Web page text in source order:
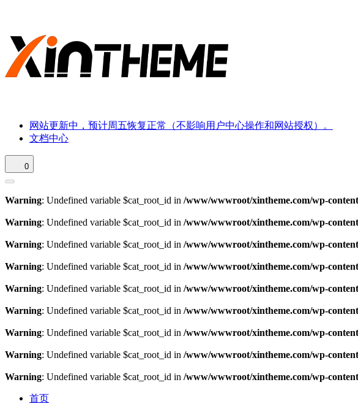
网站更新中，预计周五恢复正常（不影响用户中心操作和网站授权）。
文档中心
0
Warning: Undefined variable $cat_root_id in /www/wwwroot/xintheme.com/wp-
Warning: Undefined variable $cat_root_id in /www/wwwroot/xintheme.com/wp-
Warning: Undefined variable $cat_root_id in /www/wwwroot/xintheme.com/wp-
Warning: Undefined variable $cat_root_id in /www/wwwroot/xintheme.com/wp-
Warning: Undefined variable $cat_root_id in /www/wwwroot/xintheme.com/wp-
Warning: Undefined variable $cat_root_id in /www/wwwroot/xintheme.com/wp-
Warning: Undefined variable $cat_root_id in /www/wwwroot/xintheme.com/wp-
Warning: Undefined variable $cat_root_id in /www/wwwroot/xintheme.com/wp-
Warning: Undefined variable $cat_root_id in /www/wwwroot/xintheme.com/wp-
首页